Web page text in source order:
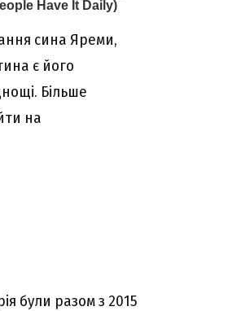
сина Яреми,
є його
Більше
на
були разом з 2015